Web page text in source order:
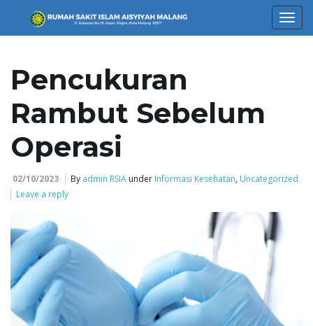
Pencukuran
Rambut Sebelum
Operasi
02/10/2023 By admin RSIA under Informasi Kesehatan, Uncategorized
Leave a reply